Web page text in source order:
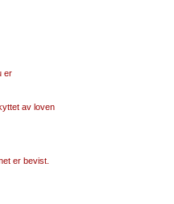
er
av loven
er bevist.